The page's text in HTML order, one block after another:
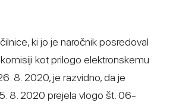
ki jo je naročnik posredoval
kot prilogo elektronskemu
8. 2020, je razvidno, da je
8. 2020 prejela vlogo št. 06-